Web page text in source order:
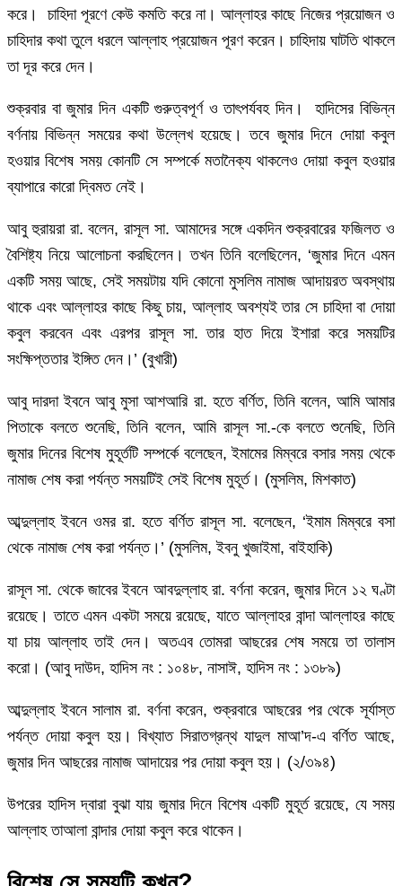
করে। চাহিদা পূরণে কেউ কমতি করে না। আল্লাহর কাছে নিজের প্রয়োজন ও
চাহিদার কথা তুলে ধরলে আল্লাহ প্রয়োজন পূরণ করেন। চাহিদায় ঘাটতি থাকলে
তা দূর করে দেন।
শুক্রবার বা জুমার দিন একটি গুরুত্বপূর্ণ ও তাৎপর্যবহ দিন। হাদিসের বিভিন্ন
বর্ণনায় বিভিন্ন সময়ের কথা উল্লেখ হয়েছে। তবে জুমার দিনে দোয়া কবুল
হওয়ার বিশেষ সময় কোনটি সে সম্পর্কে মতানৈক্য থাকলেও দোয়া কবুল হওয়ার
ব্যাপারে কারো দ্বিমত নেই।
আবু হুরায়রা রা. বলেন, রাসূল সা. আমাদের সঙ্গে একদিন শুক্রবারের ফজিলত ও
বৈশিষ্ট্য নিয়ে আলোচনা করছিলেন। তখন তিনি বলেছিলেন, ‘জুমার দিনে এমন
একটি সময় আছে, সেই সময়টায় যদি কোনো মুসলিম নামাজ আদায়রত অবস্থায়
থাকে এবং আল্লাহর কাছে কিছু চায়, আল্লাহ অবশ্যই তার সে চাহিদা বা দোয়া
কবুল করবেন এবং এরপর রাসূল সা. তার হাত দিয়ে ইশারা করে সময়টির
সংক্ষিপ্ততার ইঙ্গিত দেন।’ (বুখারী)
আবু দারদা ইবনে আবু মুসা আশআরি রা. হতে বর্ণিত, তিনি বলেন, আমি আমার
পিতাকে বলতে শুনেছি, তিনি বলেন, আমি রাসূল সা.-কে বলতে শুনেছি, তিনি
জুমার দিনের বিশেষ মুহূর্তটি সম্পর্কে বলেছেন, ইমামের মিম্বরে বসার সময় থেকে
নামাজ শেষ করা পর্যন্ত সময়টিই সেই বিশেষ মুহূর্ত। (মুসলিম, মিশকাত)
আব্দুল্লাহ ইবনে ওমর রা. হতে বর্ণিত রাসূল সা. বলেছেন, ‘ইমাম মিম্বরে বসা
থেকে নামাজ শেষ করা পর্যন্ত।’ (মুসলিম, ইবনু খুজাইমা, বাইহাকি)
রাসূল সা. থেকে জাবের ইবনে আবদুল্লাহ রা. বর্ণনা করেন, জুমার দিনে ১২ ঘণ্টা
রয়েছে। তাতে এমন একটা সময়ে রয়েছে, যাতে আল্লাহর বান্দা আল্লাহর কাছে
যা চায় আল্লাহ তাই দেন। অতএব তোমরা আছরের শেষ সময়ে তা তালাস
করো। (আবু দাউদ, হাদিস নং : ১০৪৮, নাসাঈ, হাদিস নং : ১৩৮৯)
আব্দুল্লাহ ইবনে সালাম রা. বর্ণনা করেন, শুক্রবারে আছরের পর থেকে সূর্যাস্ত
পর্যন্ত দোয়া কবুল হয়। বিখ্যাত সিরাতগ্রন্থ যাদুল মাআ’দ-এ বর্ণিত আছে,
জুমার দিন আছরের নামাজ আদায়ের পর দোয়া কবুল হয়। (২/৩৯৪)
উপরের হাদিস দ্বারা বুঝা যায় জুমার দিনে বিশেষ একটি মুহূর্ত রয়েছে, যে সময়
আল্লাহ তাআলা বান্দার দোয়া কবুল করে থাকেন।